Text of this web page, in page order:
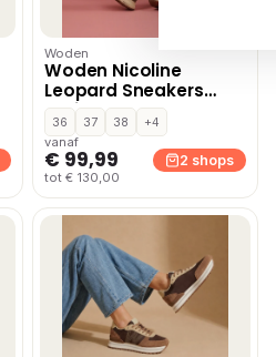
Woden
Woden Nicoline
Leopard Sneakers
bruin Suede
36 37 38
+4
vanaf
€ 99,99
tot € 130,00
2 shops